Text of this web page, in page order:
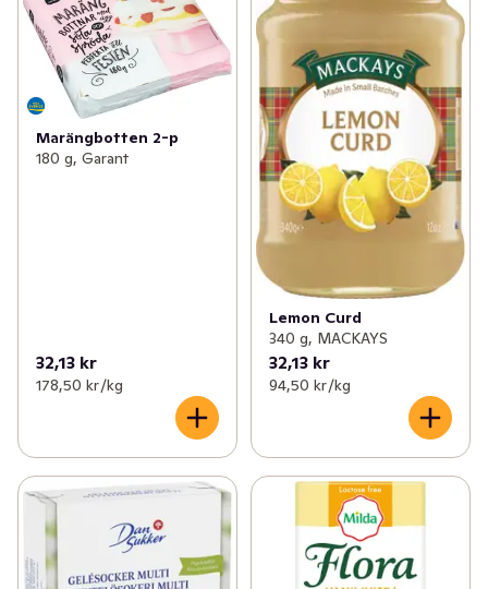
Marängbotten 2-p
180 g, Garant
32,13 kr
178,50 kr /kg
Lemon Curd
340 g, MACKAYS
32,13 kr
94,50 kr /kg